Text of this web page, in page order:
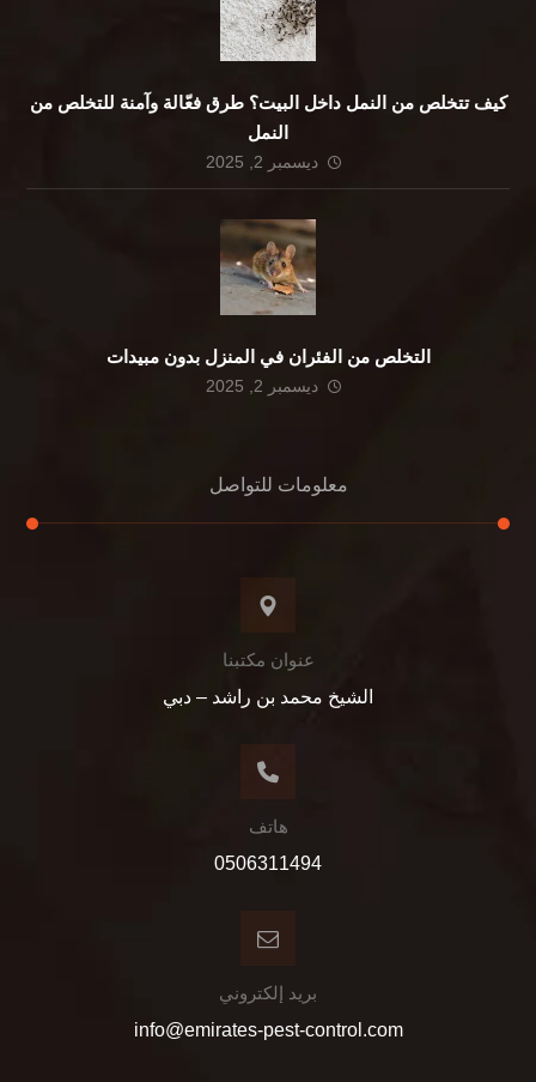
كيف تتخلص من النمل داخل البيت؟ طرق فعّالة وآمنة للتخلص من
النمل
ديسمبر 2, 2025
التخلص من الفئران في المنزل بدون مبيدات
ديسمبر 2, 2025
معلومات للتواصل
عنوان مكتبنا
الشيخ محمد بن راشد – دبي
هاتف
0506311494
بريد إلكتروني
info@emirates-pest-control.com